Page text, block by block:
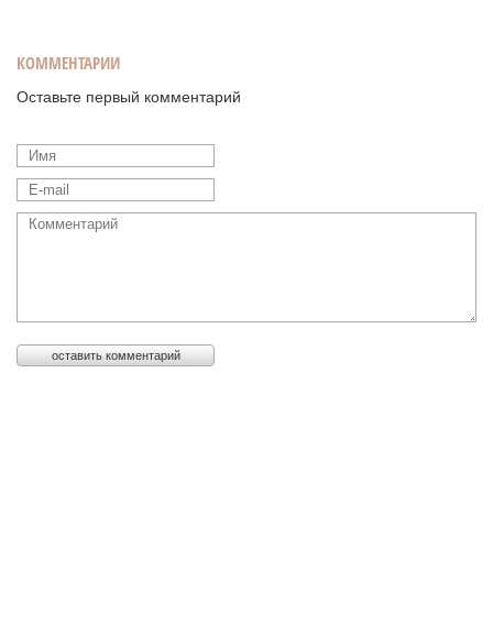
КОММЕНТАРИИ
Оставьте первый комментарий